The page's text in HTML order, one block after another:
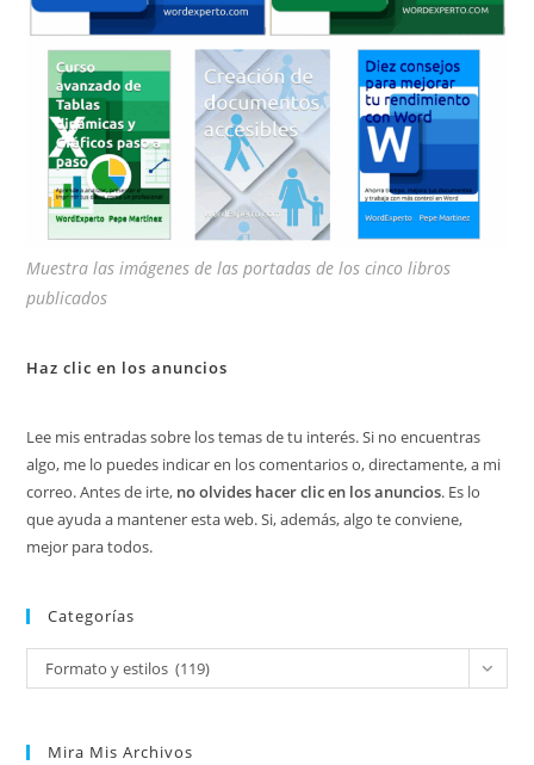
Muestra las imágenes de las portadas de los cinco libros
publicados
Haz clic en los anuncios
Lee mis entradas sobre los temas de tu interés. Si no encuentras
algo, me lo puedes indicar en los comentarios o, directamente, a mi
correo. Antes de irte, no olvides hacer clic en los anuncios. Es lo
que ayuda a mantener esta web. Si, además, algo te conviene,
mejor para todos.
Categorías
Categorías
Formato y estilos (119)
Mira Mis Archivos